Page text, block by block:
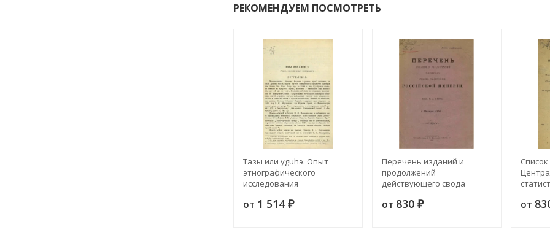
РЕКОМЕНДУЕМ ПОСМОТРЕТЬ
Тазы или yguhэ. Опыт
этнографического
исследования
от 1 514 ₽
Перечень изданий и
продолжений
действующего свода
империи. 1 ноября 1897
от 830 ₽
дел за
от